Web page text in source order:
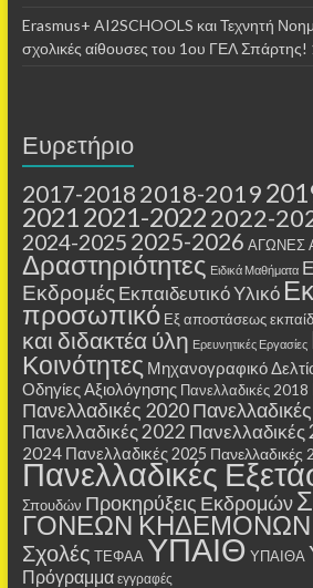
Erasmus+ AI2SCHOOLS και Τεχνητή
σχολικές αίθουσες τoυ 1ου ΓΕΛ Σπάρτης!
Ευρετήριο
2017-2018 2018-2019
20212021-20222022-
2024-2025 2025-2026 ΑΓΩΝΕΣ
Δραστηριότητες Ειδικά Μαθήματα
Εκδρομές Εκπαιδευτικό Υλικό
προσωπικό Εξ αποστάσεως
και διδακτέα ύλη Ερευνητικές Εργασίες
Κοινότητες Μηχανογραφικό
Οδηγίες Αξιολόγησης Πανελλαδικές 2018
Πανελλαδικές 2020
Πανελλαδικές 2022 Πανελλαδικές
2024 Πανελλαδικές 2025 Πανελλαδικές
Πανελλαδικές
Σπουδών Προκηρύξεις Εκδρομών
ΓΟΝΕΩΝ ΚΗΔΕΜΟΝΩΝ
Σχολές ΤΕΦΑΑ ΥΠΑΙΘ ΥΠΑΙΘΑ
Πρόγραμμα εγγραφές